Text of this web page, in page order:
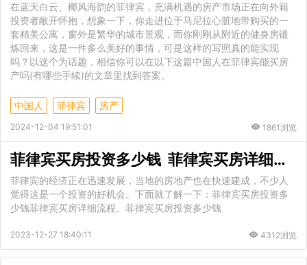
在蓝天白云、椰风海韵的菲律宾，充满机遇的房产市场正在向外籍
投资者敞开怀抱，想象一下，你走进位于马尼拉心脏地带购买的一
套精美公寓，窗外是繁华的城市景观，而你刚刚从附近的健身房锻
炼回来，这是一件多么美好的事情，可是这样的写照真的能实现
吗？以这个为话题，相信你可以在以下这篇中国人在菲律宾能买房
产吗(有哪些手续)的文章里找到答案。
中国人 菲律宾 房产
2024-12-04 19:51:01 1861浏览
菲律宾买房投资多少钱 菲律宾买房详细流程
菲律宾的经济正在迅速发展，当地的房地产也在快速建成，不少人
觉得这是一个投资的好机会。下面就了解一下：菲律宾买房投资多
少钱菲律宾买房详细流程。菲律宾买房投资多少钱
2023-12-27 18:40:11 4312浏览